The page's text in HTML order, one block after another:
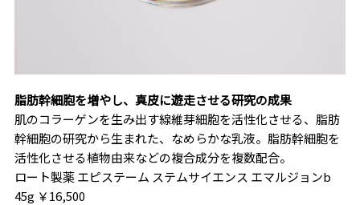
脂肪幹細胞を増やし、真皮に遊走させる研究の成果
肌のコラーゲンを生み出す線維芽細胞を活性化させる、脂肪
幹細胞の研究から生まれた、なめらかな乳液。脂肪幹細胞を
活性化させる植物由来などの複合成分を複数配合。
ロート製薬 エピステーム ステムサイエンス エマルジョンb
45g ￥16,500